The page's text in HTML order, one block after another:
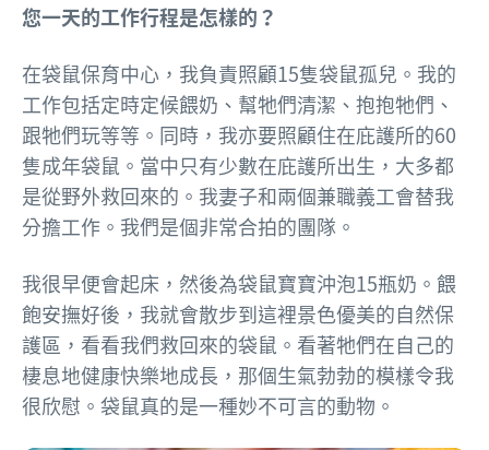
您一天的工作行程是怎樣的？
在袋鼠保育中心，我負責照顧15隻袋鼠孤兒。我的
工作包括定時定候餵奶、幫牠們清潔、抱抱牠們、
跟牠們玩等等。同時，我亦要照顧住在庇護所的60
隻成年袋鼠。當中只有少數在庇護所出生，大多都
是從野外救回來的。我妻子和兩個兼職義工會替我
分擔工作。我們是個非常合拍的團隊。
我很早便會起床， 然後為袋鼠寶寶沖泡15瓶奶。餵
飽安撫好後，我就會散步到這裡景色優美的自然保
護區，看看我們救回來的袋鼠。看著牠們在自己的
棲息地健康快樂地成長，那個生氣勃勃的模樣令我
很欣慰。袋鼠真的是一種妙不可言的動物。